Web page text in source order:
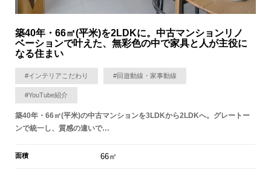
築40年・66㎡(平米)を2LDKに。中古マンションリノ
ベーションで叶えた、無彩色の中で家具と人が主役に
なる住まい
#インテリアこだわり #回遊動線・家事動線
#YouTube紹介
築40年・66㎡(平米)の中古マンションを3LDKから2LDKへ。グレートー
ンで統一し、質感の違いで…
面積 66㎡